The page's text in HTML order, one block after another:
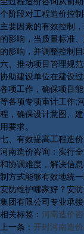
个阶段对工程造价控
主要因素的有效控制
的影响，当质量标准
的影响，并调整控制
六、推动项目管理规
协助建设单位在建设
各项工作，确保项目
等各项专项审计工作;
程，确保设计意图、
用要求。
七、有效提高工程造
河南造价咨询：实行
和协调难度，解决信
制方式能够有效地统一
安防维护哪家好？安
集团有限公司专业承
相关标签： 河南造价
上一条： 开封河南造